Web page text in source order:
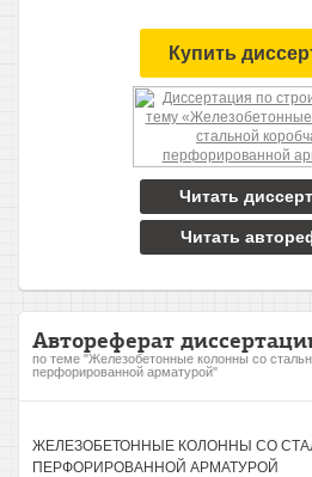
Купить
Читать
Читать
Автореферат
по теме "Железобетонные колонны со
перфорированной арматурой"
ЖЕЛЕЗОБЕТОННЫЕ КОЛОННЫ СО
ПЕРФОРИРОВАННОЙ АРМАТУРОЙ